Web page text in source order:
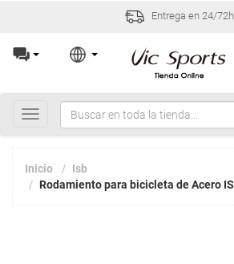
Entrega en 24/72h
Toggle
navigation
Inicio
Isb
Rodamiento para bicicleta de Acero